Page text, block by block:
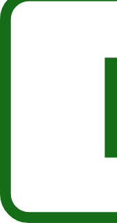
Darf ich in der
Ist der
In Thailand ist es
Cannabis für